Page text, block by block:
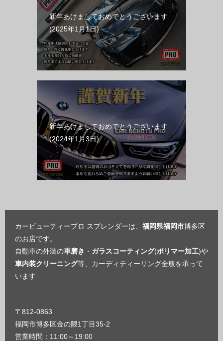
新年あけましておめでとうございます
2025年1月1日
新年あけましておめでとうございます
2024年1月3日
カービューティープロ スプレンダーは、 福岡県福岡市博多区
のお店です。
自動車の外装の車磨き ・ ガラスコーティング(ポリマー加工)や
車内装クリーニング等、カーディティーリング全般を承って
います
〒812-0863
福岡市博多区金の隈1丁目35-2
営業時間：11:00～19:00